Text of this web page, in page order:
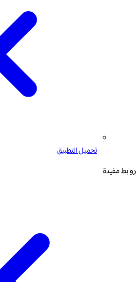
تحميل التطبيق
روابط مفيدة